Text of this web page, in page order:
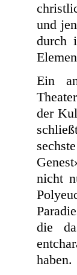
und
durch
Ein
der
nicht
die
haben.